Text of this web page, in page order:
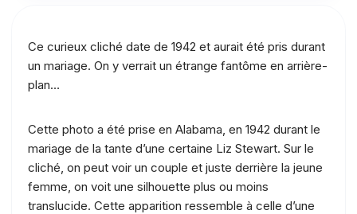
Ce curieux cliché date de 1942 et aurait été pris durant
un mariage. On y verrait un étrange fantôme en arrière-
plan…
Cette photo a été prise en Alabama, en 1942 durant le
mariage de la tante d’une certaine Liz Stewart. Sur le
cliché, on peut voir un couple et juste derrière la jeune
femme, on voit une silhouette plus ou moins
translucide. Cette apparition ressemble à celle d’une